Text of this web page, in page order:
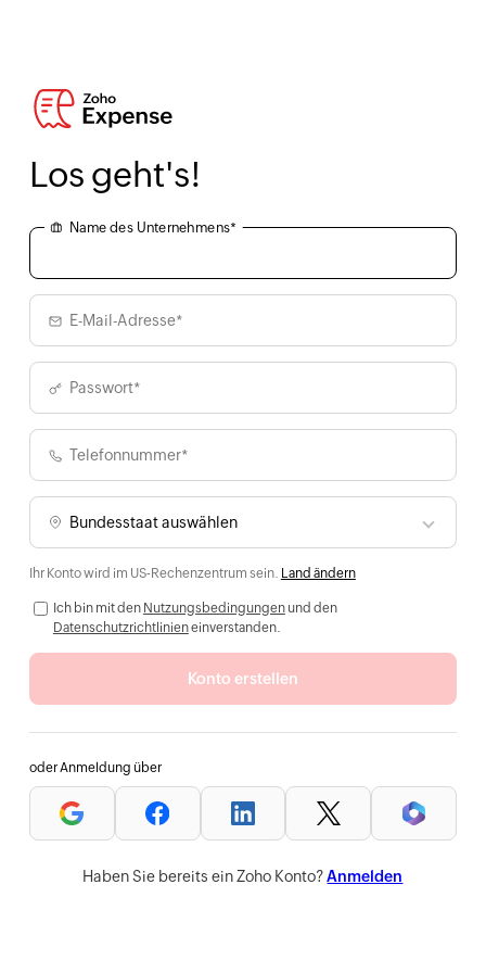
Los geht's!
Name des Unternehmens*
E-Mail-Adresse*
Passwort*
Telefonnummer*
Ihr Konto wird im US-Rechenzentrum sein. Land ändern
Ich bin mit den Nutzungsbedingungenund den
Datenschutzrichtlinieneinverstanden.
Konto erstellen
oder Anmeldung über
Haben Sie bereits ein Zoho Konto?Anmelden